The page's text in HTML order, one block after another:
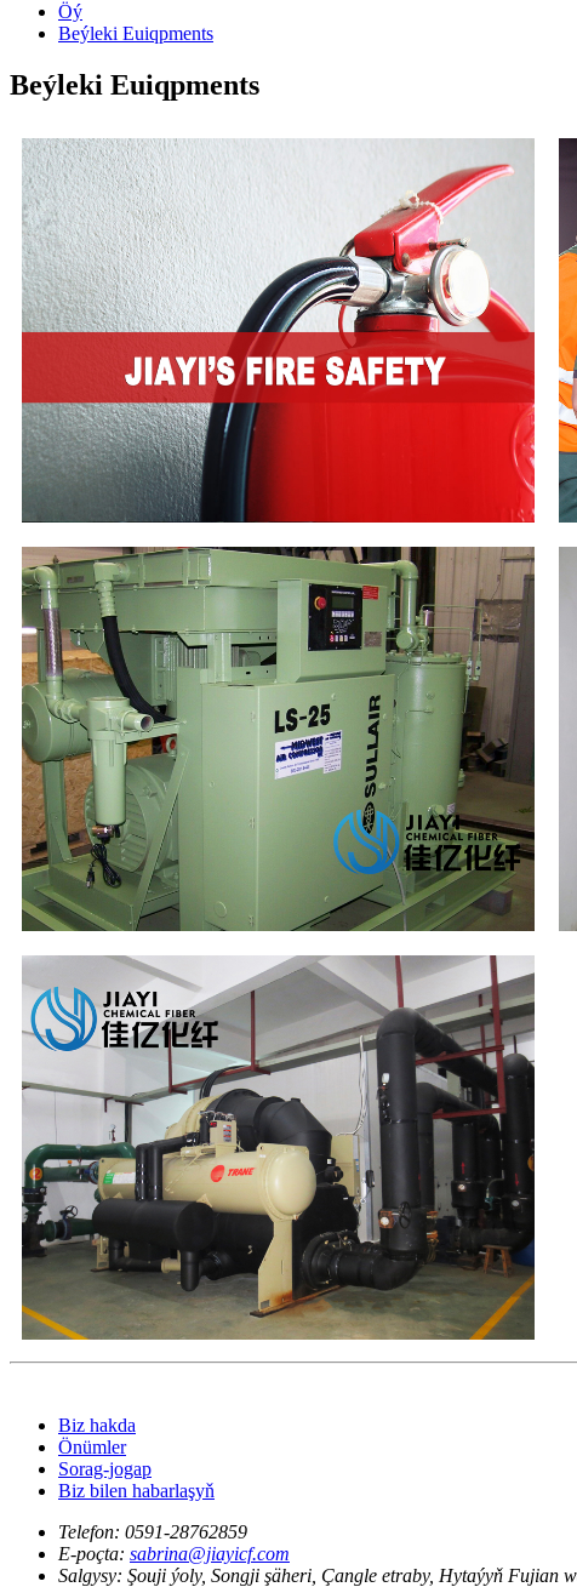
Öý
Beýleki Euiqpments
Beýleki Euiqpments
Biz hakda
Önümler
Sorag-jogap
Biz bilen habarlaşyň
Telefon: 0591-28762859
E-poçta: sabrina@jiayicf.com
Salgysy: Şouji ýoly, Songji şäheri, Çangle etraby, Hytaýyň Fujian